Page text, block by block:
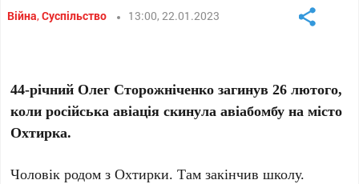
Війна,Суспільство 13:00, 22.01.2023
44-річний Олег Сторожніченко загинув 26 лютого,
коли російська авіація скинула авіабомбу на місто
Охтирка.
Чоловік родом з Охтирки. Там закінчив школу.